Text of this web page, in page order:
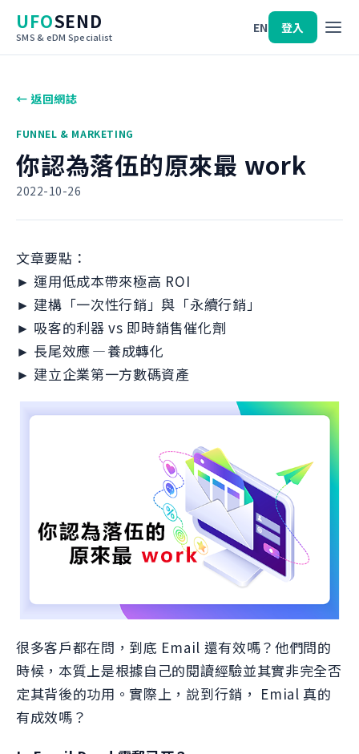
UFOSEND
SMS & eDM Specialist
EN 登入
← 返回網誌
FUNNEL & MARKETING
你認為落伍的原來最 work
2022-10-26
文章要點：
► 運用低成本帶來極高 ROI
► 建構「一次性行銷」與「永續行銷」
► 吸客的利器 vs 即時銷售催化劑
► 長尾效應 — 養成轉化
► 建立企業第一方數碼資產
很多客戶都在問，到底 Email 還有效嗎？他們問的
時候，本質上是根據自己的閱讀經驗並其實非完全否
定其背後的功用。實際上，說到行銷， Emial 真的
有成效嗎？